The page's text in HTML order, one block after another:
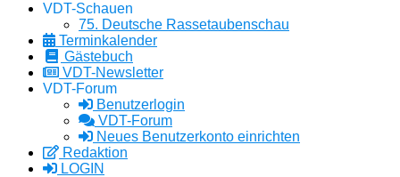
VDT-Schauen
75. Deutsche Rassetaubenschau
Terminkalender
Gästebuch
VDT-Newsletter
VDT-Forum
Benutzerlogin
VDT-Forum
Neues Benutzerkonto einrichten
Redaktion
LOGIN